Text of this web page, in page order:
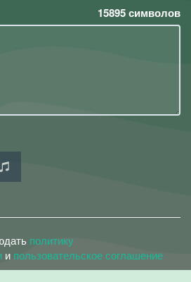
15895символов
политику
и пользовательское соглашение